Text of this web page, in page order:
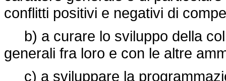
conflitti positivi e negativi di
b) a curare lo sviluppo della
generali fra loro e con le altre
c) a sviluppare la